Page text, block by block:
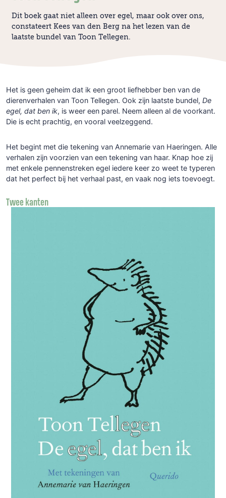
Dit boek gaat niet alleen over egel, maar ook over ons,
constateert Kees van den Berg na het lezen van de
laatste bundel van Toon Tellegen.
Het is geen geheim dat ik een groot liefhebber ben van de
dierenverhalen van Toon Tellegen. Ook zijn laatste bundel, De
egel, dat ben ik, is weer een parel. Neem alleen al de voorkant.
Die is echt prachtig, en vooral veelzeggend.
Het begint met die tekening van Annemarie van Haeringen. Alle
verhalen zijn voorzien van een tekening van haar. Knap hoe zij
met enkele pennenstreken egel iedere keer zo weet te typeren
dat het perfect bij het verhaal past, en vaak nog iets toevoegt.
Twee kanten